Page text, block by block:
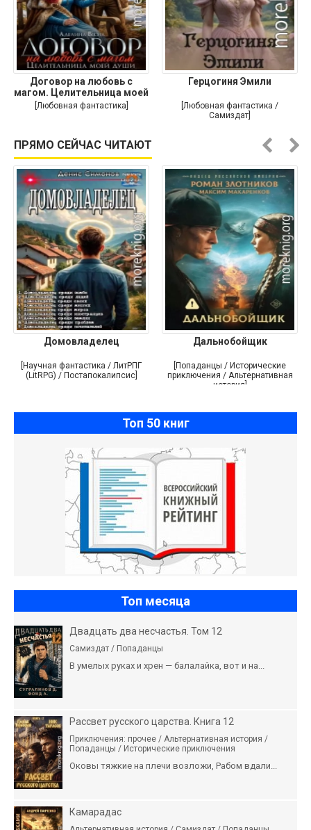
Договор на любовь с
магом. Целительница моей
души
[Любовная фантастика]
Герцогиня Эмили
[Любовная фантастика /
Самиздат]
ПРЯМО СЕЙЧАС ЧИТАЮТ
Домовладелец
[Научная фантастика / ЛитРПГ
(LitRPG) / Постапокалипсис]
Дальнобойщик
[Попаданцы / Исторические
приключения / Альтернативная
история]
Топ 50 книг
Топ месяца
Двадцать два несчастья. Том 12
Самиздат / Попаданцы
В умелых руках и хрен — балалайка, вот и на...
Рассвет русского царства. Книга 12
Приключения: прочее / Альтернативная история /
Попаданцы / Исторические приключения
Оковы тяжкие на плечи возложи, Рабом вдали...
Камарадас